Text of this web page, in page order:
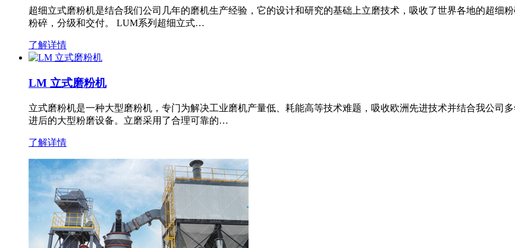
超细立式磨粉机是结合我们公司几年的磨机生产经验，它的设计和研究的基础上立磨技术，吸收了世界各地的超细
粉碎，分级和交付。 LUM系列超细立式…
了解详情
LM 立式磨粉机
立式磨粉机是一种大型磨粉机，专门为解决工业磨机产量低、耗能高等技术难题，吸收欧洲先进技术并结合我公司
进后的大型粉磨设备。立磨采用了合理可靠的…
了解详情